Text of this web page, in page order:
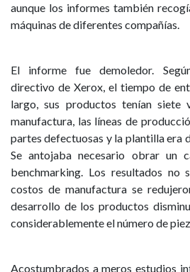
aunque los informes también
máquinas de diferentes compañías.
El informe fue demoledor.
directivo de Xerox, el tiempo de
largo, sus productos tenían siete
manufactura, las líneas de
partes defectuosas y la plantilla era
Se antojaba necesario obrar un
benchmarking. Los resultados no
costos de manufactura se
desarrollo de los productos
considerablemente el número de
Acostumbrados a meros estudios